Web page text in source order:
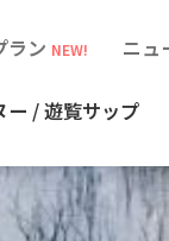
ー / 遊覧サップ
ラン NEW! ニュ